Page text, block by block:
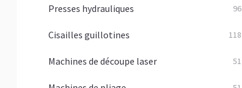
Presses hydrauliques 96
Cisailles guillotines 118
Machines de découpe laser 51